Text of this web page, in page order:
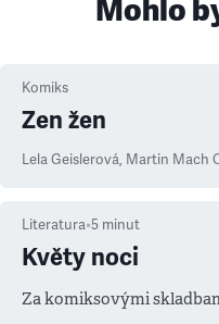
Mohlo
Komiks
Zen žen
Lela Geislerová, Martin Mach
Literatura•5 minut
Květy noci
Za komiksovými